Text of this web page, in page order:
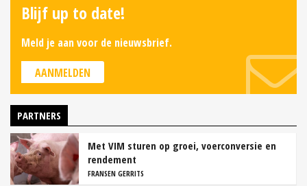
Blijf up to date!
Meld je aan voor de nieuwsbrief.
AANMELDEN
PARTNERS
Met VIM sturen op groei, voerconversie en
rendement
FRANSEN GERRITS